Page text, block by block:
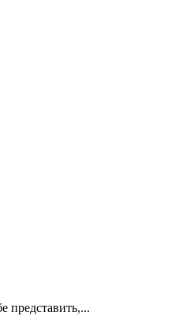
представить,...